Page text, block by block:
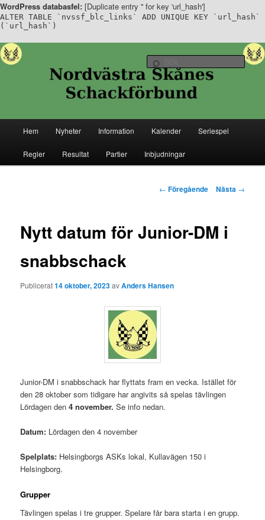
WordPress databasfel: [Duplicate entry '' for key 'url_hash']
ALTER TABLE `nvssf_blc_links` ADD UNIQUE KEY `url_hash`
(`url_hash`)
Hoppa
till
Nordvästra Skånes Schackförbund
Senaste nytt ifrån Nordvästra Skånes Schackförbund
Sök
Hem Nyheter Information Kalender Seriespel
Regler Resultat Partier Inbjudningar
Inläggsnavigering
← Föregående Nästa →
Nytt datum för Junior-DM i
snabbschack
Publicerat14 oktober, 2023avAnders Hansen
Junior-DM i snabbschack har flyttats fram en vecka. Istället för
den 28 oktober som tidigare har angivits så spelas tävlingen
Lördagen den4 november. Se info nedan.
Datum: Lördagen den 4 november
Spelplats: Helsingborgs ASKs lokal, Kullavägen 150 i
Helsingborg.
Grupper
Tävlingen spelas i tre grupper. Spelare får bara starta i en grupp.